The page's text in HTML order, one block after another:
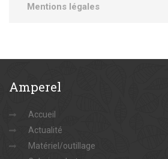
Mentions légales
Amperel
Accueil
Actualité
Matériel/outillage